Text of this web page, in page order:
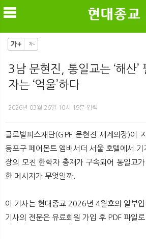
메
3남 문현진, 통일교는 ‘해산’
자는 ‘억울’하다
2026년 03월 26일 10시 19분 입력
글로벌피스재단(GPF 문현진 세계의장)이
등포구 페어몬트 앰배서더 서울 호텔에서 기
장의 모친 한학자 총재가 구속되어 통일교
한 메시지가 무엇일까.
이 기사는 현대종교 2026년 4월호의 일부입
기사의 전문은 유료회원 가입 후 PDF 파일